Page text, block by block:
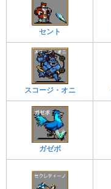
セント
スコージ・オニ
ガゼボ